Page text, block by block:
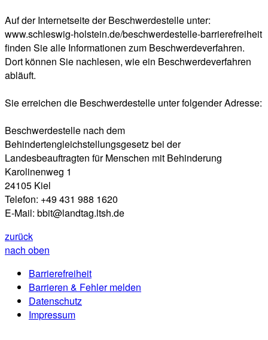
Auf der Internetseite der Beschwerdestelle unter:
www.schleswig-holstein.de/beschwerdestelle-barrierefreiheit
finden Sie alle Informationen zum Beschwerdeverfahren.
Dort können Sie nachlesen, wie ein Beschwerdeverfahren
abläuft.
Sie erreichen die Beschwerdestelle unter folgender Adresse:
Beschwerdestelle nach dem
Behindertengleichstellungsgesetz bei der
Landesbeauftragten für Menschen mit Behinderung
Karolinenweg 1
24105 Kiel
Telefon: +49 431 988 1620
E-Mail: bbit@landtag.ltsh.de
zurück
nach oben
Barrierefreiheit
Barrieren & Fehler melden
Datenschutz
Impressum